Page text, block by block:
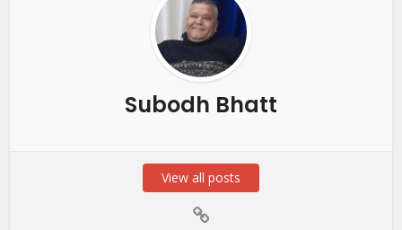
Subodh Bhatt
View all posts